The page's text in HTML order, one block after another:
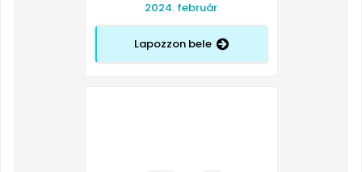
2024. február
Lapozzon bele